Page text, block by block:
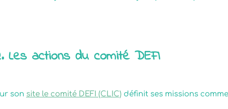
Les actions du comité DEFI
son site le comité DEFI (CLIC)définit ses missions